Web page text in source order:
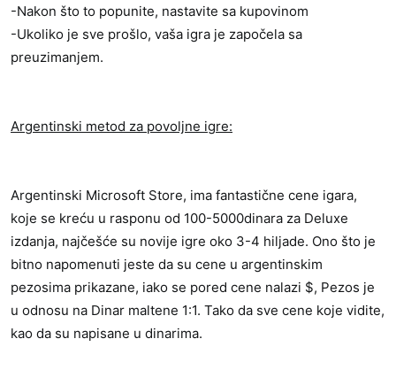
-Nakon što to popunite, nastavite sa kupovinom
-Ukoliko je sve prošlo, vaša igra je započela sa
preuzimanjem.
Argentinski metod za povoljne igre:
Argentinski Microsoft Store, ima fantastične cene igara,
koje se kreću u rasponu od 100-5000dinara za Deluxe
izdanja, najčešće su novije igre oko 3-4 hiljade. Ono što je
bitno napomenuti jeste da su cene u argentinskim
pezosima prikazane, iako se pored cene nalazi $, Pezos je
u odnosu na Dinar maltene 1:1. Tako da sve cene koje vidite,
kao da su napisane u dinarima.